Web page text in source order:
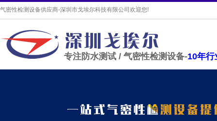
气密性检测设备供应商-深圳市戈埃尔科技有限公司欢迎您!
专注防水测试 / 气密性检测设备-10年行